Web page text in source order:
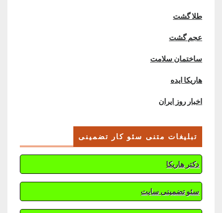
طلا گشت
عجم گشت
ساختمان سلامت
هاریکا ایده
اخبار روز ایران
تبلیغات متنی سئو کار تضمینی
دکتر هاریکا
سئو تضمینی سایت